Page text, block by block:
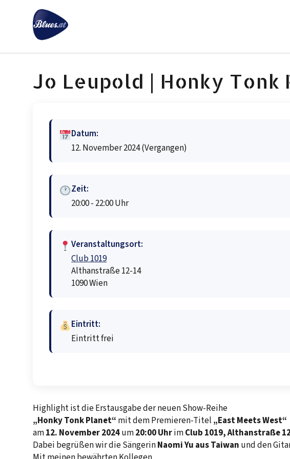
Jo Leupold | Honky Tonk
Datum:
12. November 2024(Vergangen)
Zeit:
20:00 - 22:00 Uhr
Veranstaltungsort:
Club 1019
Althanstraße 12-14
1090 Wien
Eintritt:
Eintritt frei
Highlight ist die Erstausgabe der neuen Show-Reihe
„Honky Tonk Planet“ mit dem Premieren-Titel „East Meets West“
am12. November 2024um20:00 UhrimClub 1019, Althanstraße
Dabei begrüßen wir die SängerinNaomi Yu aus Taiwan und den